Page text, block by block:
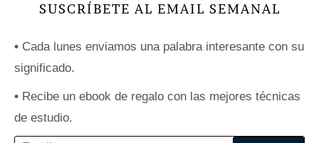
SUSCRÍBETE AL EMAIL SEMANAL
• Cada lunes enviamos una palabra interesante con su
significado.
• Recibe un ebook de regalo con las mejores técnicas
de estudio.